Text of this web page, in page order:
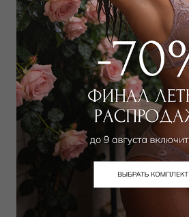
10 000₽ |+ 500 бонусов
+ 1 цвет
12